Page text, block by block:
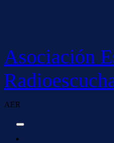
Asociación
AER